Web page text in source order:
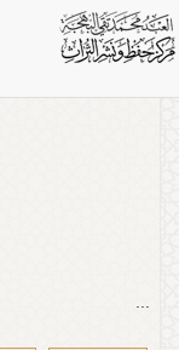
بطاقات:
...